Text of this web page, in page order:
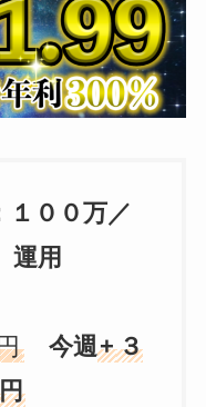
００万／
運用
今週+３
円